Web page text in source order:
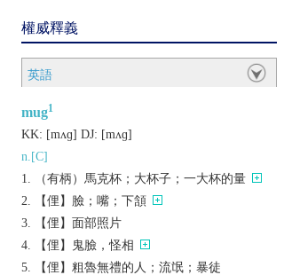
權威釋義
英語
mug1
KK: [mʌɡ] DJ: [mʌɡ]
n.[C]
（有柄）馬克杯；大杯子；一大杯的量
【俚】臉；嘴；下頷
【俚】面部照片
【俚】鬼臉，怪相
【俚】粗魯無禮的人；流氓；暴徒